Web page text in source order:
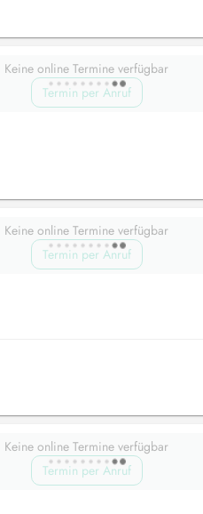
Keine online Termine verfügbar
Termin per Anruf
Keine online Termine verfügbar
Termin per Anruf
Keine online Termine verfügbar
Termin per Anruf